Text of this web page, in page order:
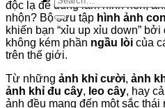
độc lạ để dùng làm hình nền,
nhộn? Bộ sưu tập hình ảnh
khiến bạn “xỉu up xỉu down” bởi
không kém phần ngầu lòi của
trên thế giới.
Từ những ảnh khỉ cười, ảnh
ảnh khỉ đu cây, leo cây, hay cả
ảnh đều mang đến một sắc